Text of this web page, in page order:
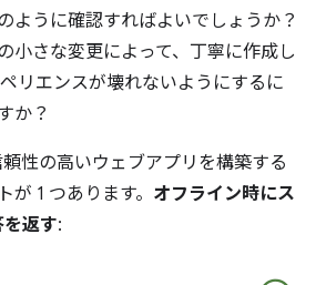
ように確認すればよいでしょうか？
小さな変更によって、丁寧に作成し
リエンスが壊れないようにするに
か？
性の高いウェブアプリを構築する
1 つあります。 オフライン時にス
返す: